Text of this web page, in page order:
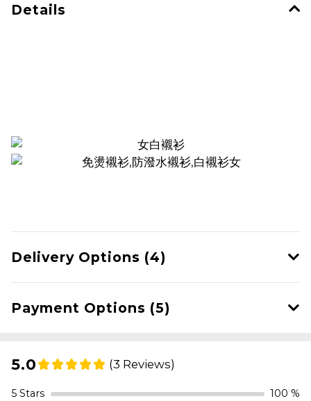
Details
Delivery Options (4)
Payment Options (5)
5.0 (3 Reviews)
5 Stars
100 %